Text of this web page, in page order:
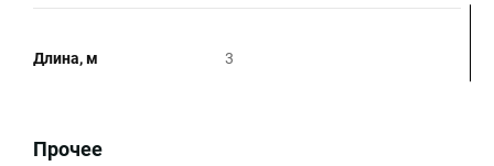
Длина, м 3
Прочее